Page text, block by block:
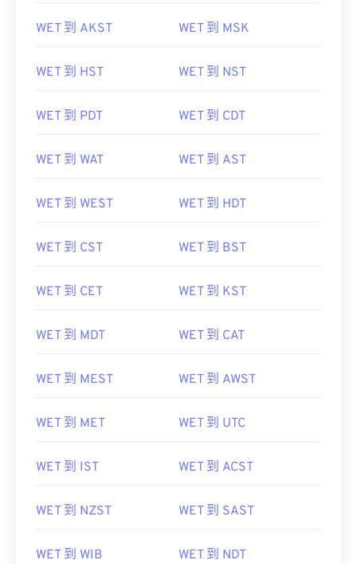
WET 到 AKST WET 到 MSK
WET 到 HST WET 到 NST
WET 到 PDT WET 到 CDT
WET 到 WAT WET 到 AST
WET 到 WEST WET 到 HDT
WET 到 CST WET 到 BST
WET 到 CET WET 到 KST
WET 到 MDT WET 到 CAT
WET 到 MEST WET 到 AWST
WET 到 MET WET 到 UTC
WET 到 IST WET 到 ACST
WET 到 NZST WET 到 SAST
WET 到 WIB WET 到 NDT